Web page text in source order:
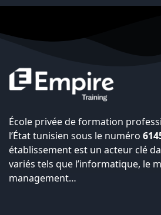
École privée de formation
l’État tunisien sous le numéro
établissement est un acteur clé
variés tels que l’informatique, le
management…